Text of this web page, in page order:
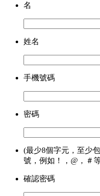
名
姓名
手機號碼
密碼
(最少8個字元，至少
號，例如！，@，＃
確認密碼